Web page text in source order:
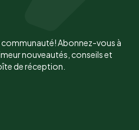
Abonnez-vous à
nouveautés, conseils et
de réception.